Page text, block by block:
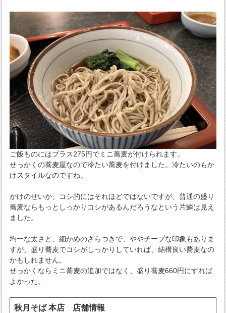
ご飯ものにはプラス275円でミニ蕎麦が付けられます。
せっかくの蕎麦屋なので冷たい蕎麦を付けました。冷たいのもか
けスタイルなのですね。
かけのせいか、コシ的にはそれほどではないですが、普通の盛り
蕎麦ならもっとしっかりコシがあるんだろうなという片鱗は見え
ました。
均一な太さと、細かめのざらつきで、ややチープな印象もありま
すが、盛り蕎麦でコシがしっかりしていれば、結構良い蕎麦なの
かもしれません。
せっかくならミニ蕎麦の追加ではなく、盛り蕎麦660円にすれば
よかった。
秋月そば 本店 店舗情報